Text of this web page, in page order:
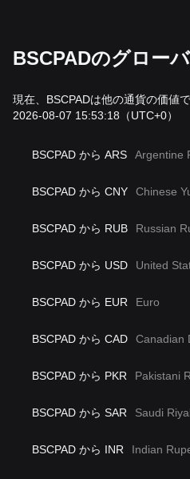
BSCPADのグロー
現在、BSCPADは他の通貨の価値
2026-08-07 15:53:18 （UTC+0）
BSCPAD から ARS Argentine
BSCPAD から CNY Chinese
BSCPAD から RUB Russian
BSCPAD から USD United
BSCPAD から EUR Euro
BSCPAD から CAD Canadian
BSCPAD から PKR Pakistani
BSCPAD から SAR Saudi Riyal
BSCPAD から INR Indian